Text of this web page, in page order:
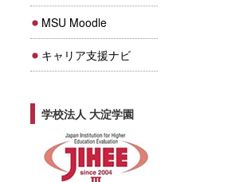
MSU Moodle
キャリア支援ナビ
学校法人 大淀学園